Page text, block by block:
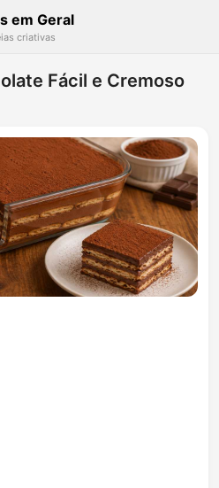
em Geral
criativas
Fácil e Cremoso